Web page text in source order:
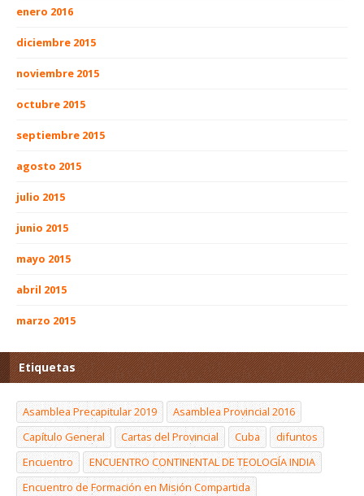
enero 2016
diciembre 2015
noviembre 2015
octubre 2015
septiembre 2015
agosto 2015
julio 2015
junio 2015
mayo 2015
abril 2015
marzo 2015
Etiquetas
Asamblea Precapitular 2019
Asamblea Provincial 2016
Capítulo General
Cartas del Provincial Cuba
difuntos
Encuentro
ENCUENTRO CONTINENTAL DE TEOLOGÍA INDIA
Encuentro de Formación en Misión Compartida